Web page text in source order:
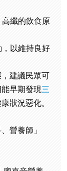
纖的飲食原
以維持良好
建議民眾可
早期發現三
狀況惡化。
營養師」